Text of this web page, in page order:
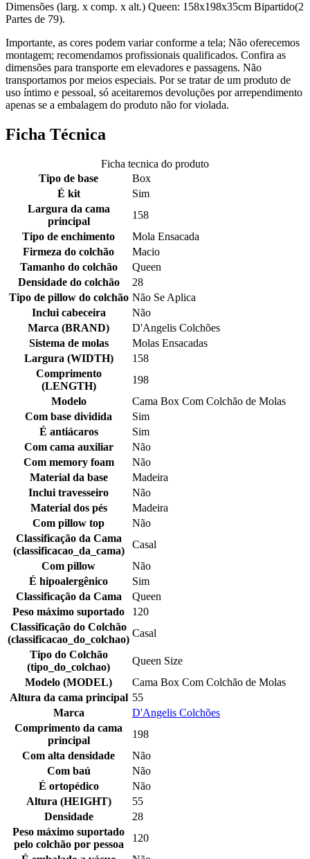
Dimensões (larg. x comp. x alt.) Queen: 158x198x35cm Bipartido(2
Partes de 79).
Importante, as cores podem variar conforme a tela; Não oferecemos
montagem; recomendamos profissionais qualificados. Confira as
dimensões para transporte em elevadores e passagens. Não
transportamos por meios especiais. Por se tratar de um produto de
uso íntimo e pessoal, só aceitaremos devoluções por arrependimento
apenas se a embalagem do produto não for violada.
Ficha Técnica
Ficha tecnica do produto
Tipo de base
Box
É kit
Sim
Largura da cama
principal
158
Tipo de enchimento
Mola Ensacada
Firmeza do colchão
Macio
Tamanho do colchão
Queen
Densidade do colchão
28
Tipo de pillow do colchão Não Se Aplica
Inclui cabeceira
Não
Marca (BRAND)
D'Angelis Colchões
Sistema de molas
Molas Ensacadas
Largura (WIDTH)
158
Comprimento
(LENGTH)
198
Modelo
Cama Box Com Colchão de Molas
Com base dividida
Sim
É antiácaros
Sim
Com cama auxiliar
Não
Com memory foam
Não
Material da base
Madeira
Inclui travesseiro
Não
Material dos pés
Madeira
Com pillow top
Não
Classificação da Cama
(classificacao_da_cama)
Casal
Com pillow
Não
É hipoalergênico
Sim
Classificação da Cama
Queen
Peso máximo suportado
120
Classificação do Colchão
(classificacao_do_colchao)
Casal
Tipo do Colchão
(tipo_do_colchao)
Queen Size
Modelo (MODEL)
Cama Box Com Colchão de Molas
Altura da cama principal 55
Marca
D'Angelis Colchões
Comprimento da cama
principal
198
Com alta densidade
Não
Com baú
Não
É ortopédico
Não
Altura (HEIGHT)
55
Densidade
28
Peso máximo suportado
pelo colchão por pessoa
120